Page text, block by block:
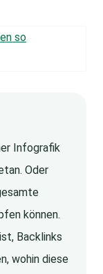
Infografik
Oder
können.
Backlinks
wohin diese